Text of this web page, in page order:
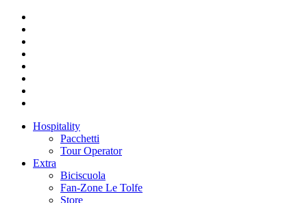
Hospitality
Pacchetti
Tour Operator
Extra
Biciscuola
Fan-Zone Le Tolfe
Store